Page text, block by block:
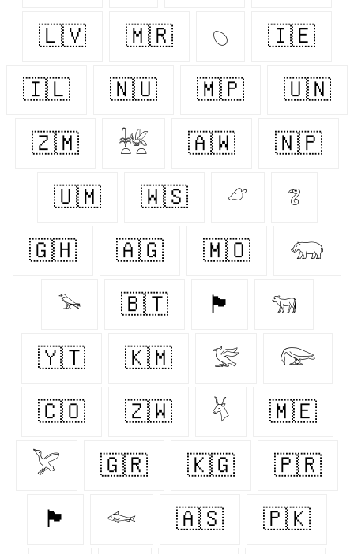
🇱🇻 🇲🇷 𓆇 🇮🇪
🇮🇱 🇳🇺 🇲🇵 🇺🇳
🇿🇲 𓆥 🇦🇼 🇳🇵
🇺🇲 🇼🇸 𓃿 𓆂
🇬🇭 🇦🇬 🇲🇴 𓃯
𓅩 🇧🇹 🏴󠁧󠁢󠁥󠁮󠁧󠁿 𓃔
🇾🇹 🇰🇲 𓅛 𓅼
🇨🇴 🇿🇼 𓄃 🇲🇪
𓅯 🇬🇷 🇰🇬 🇵🇷
🏴󠁧󠁢󠁳󠁣󠁴󠁿 𓆜 🇦🇸 🇵🇰